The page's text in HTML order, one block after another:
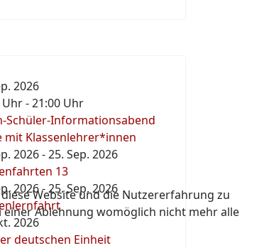
2026
Uhr-21:00 Uhr
Schüler-Informationsabend
mit Klassenlehrer*innen
2026-25. Sep. 2026
13
2026-25. Sep. 2026
2026
deutschen Einheit
Website und die Nutzererfahrung zu
einer Ablehnung womöglich nicht mehr alle